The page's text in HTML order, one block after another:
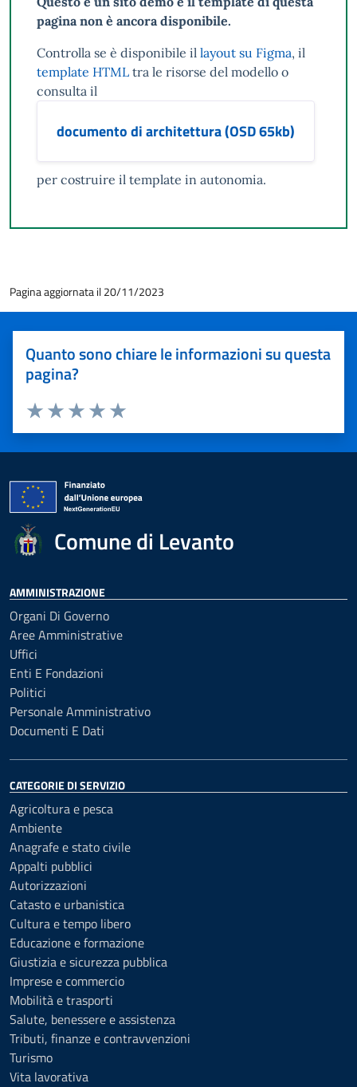
pagina non è ancora disponibile.
Controlla se è disponibile il layout su Figma, il
template HTML tra le risorse del modello o
consulta il
documento di architettura (OSD 65kb)
per costruire il template in autonomia.
Pagina aggiornata il 20/11/2023
Quanto sono chiare le informazioni su questa
pagina?
Valuta 5 stelle su 5
Valuta 4 stelle su 5
Valuta 3 stelle su 5
Valuta 2 stelle su 5
Valuta 1 stelle su 5
Comune di Levanto
AMMINISTRAZIONE
Organi Di Governo
Aree Amministrative
Uffici
Enti E Fondazioni
Politici
Personale Amministrativo
Documenti E Dati
CATEGORIE DI SERVIZIO
Agricoltura e pesca
Ambiente
Anagrafe e stato civile
Appalti pubblici
Autorizzazioni
Catasto e urbanistica
Cultura e tempo libero
Educazione e formazione
Giustizia e sicurezza pubblica
Imprese e commercio
Mobilità e trasporti
Salute, benessere e assistenza
Tributi, finanze e contravvenzioni
Turismo
Vita lavorativa